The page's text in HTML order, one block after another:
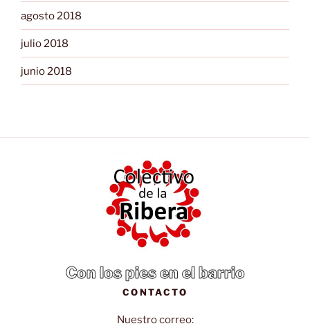
agosto 2018
julio 2018
junio 2018
Con los pies en el barrio
CONTACTO
Nuestro correo: